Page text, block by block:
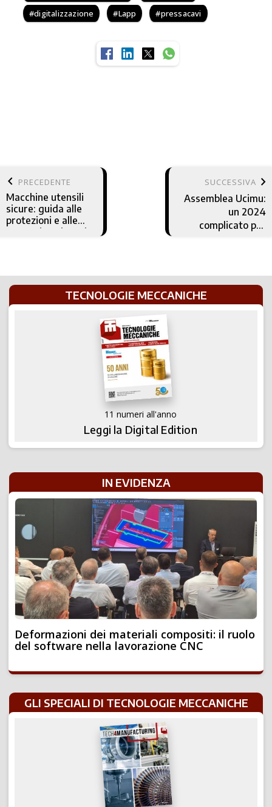
digitalizzazione
Lapp pressacavi
keyboard_arrow_left PRECEDENTE
Macchine utensili
sicure: guida alle
protezioni e alle
normative vigenti
SUCCESSIVA keyboard_arrow_right
Assemblea Ucimu:
un 2024
complicato per
TECNOLOGIE MECCANICHE
11 numeri all'anno
Leggi la Digital Edition
IN EVIDENZA
Deformazioni dei materiali compositi: il ruolo
del software nella lavorazione CNC
GLI SPECIALI DI TECNOLOGIE MECCANICHE